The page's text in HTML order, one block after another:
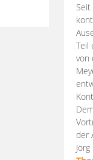
Teil
von
der